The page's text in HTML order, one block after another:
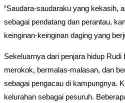
“Saudara-saudaraku yang kekasih,
sebagai pendatang dan perantau,
keinginan-keinginan daging yang
Sekeluarnya dari penjara hidup Rudi
merokok, bermalas-malasan, dan
sebagai pengacau di kampungnya.
kelurahan sebagai pesuruh.